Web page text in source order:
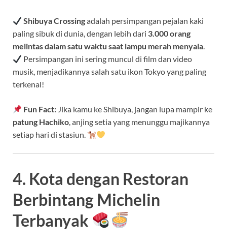
Shibuya Crossingadalah persimpangan pejalan kaki
paling sibuk di dunia, dengan lebih dari 3.000 orang
melintas dalam satu waktu saat lampu merah menyala.
Persimpangan ini sering muncul di film dan video
musik, menjadikannya salah satu ikon Tokyo yang paling
terkenal!
Fun Fact: Jika kamu ke Shibuya, jangan lupa mampir ke
patung Hachiko, anjing setia yang menunggu majikannya
setiap hari di stasiun.
4. Kota dengan Restoran
Berbintang Michelin
Terbanyak